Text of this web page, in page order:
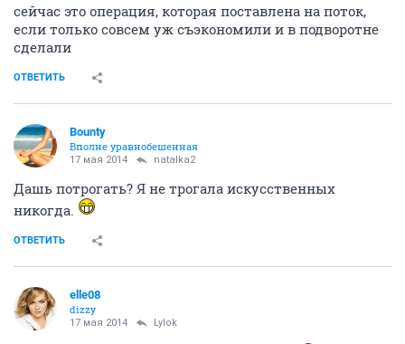
сейчас это операция, которая поставлена на поток,
если только совсем уж съэкономили и в подворотне
сделали
ОТВЕТИТЬ
Bounty
Вполне уравнобешенная
17 мая 2014 natalka2
Дашь потрогать? Я не трогала искусственных
никогда.
ОТВЕТИТЬ
elle08
dizzy
17 мая 2014 Lylok